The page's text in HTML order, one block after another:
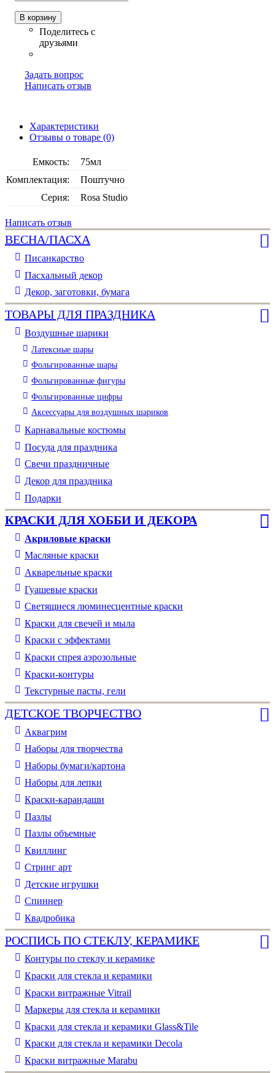
В корзину
Задать вопрос
Написать отзыв
Характеристики
Отзывы о товаре (0)
Емкость:
75мл
Комплектация:
Поштучно
Серия:
Rosa Studio
Написать отзыв
ВЕСНА/ПАСХА
Писанкарство
Пасхальный декор
Декор, заготовки, бумага
ТОВАРЫ ДЛЯ ПРАЗДНИКА
Воздушные шарики
Латексные шары
Фольгированные шары
Фольгированные фигуры
Фольгированные цифры
Аксессуары для воздушных шариков
Карнавальные костюмы
Посуда для праздника
Свечи праздничные
Декор для праздника
Подарки
КРАСКИ ДЛЯ ХОББИ И ДЕКОРА
Акриловые краски
Масляные краски
Акварельные краски
Гуашевые краски
Светящиеся люминесцентные краски
Краски для свечей и мыла
Краски с эффектами
Краски спрея аэрозольные
Краски-контуры
Текстурные пасты, гели
ДЕТСКОЕ ТВОРЧЕСТВО
Аквагрим
Наборы для творчества
Наборы бумаги/картона
Наборы для лепки
Краски-карандаши
Пазлы
Пазлы объемные
Квиллинг
Стринг арт
Детские игрушки
Спиннер
Квадробика
РОСПИСЬ ПО СТЕКЛУ, КЕРАМИКЕ
Контуры по стеклу и керамике
Краски для стекла и керамики
Краски витражные Vitrail
Маркеры для стекла и керамики
Краски для стекла и керамики Glass&Tile
Краски для стекла и керамики Decola
Краски витражные Marabu